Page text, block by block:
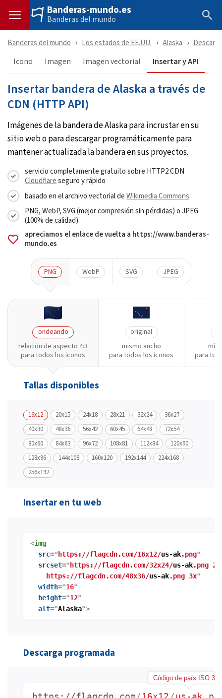
Banderas-mundo.es
Banderas del mundo
Banderas del mundo Los estados de EE.UU. Alaska
Icono Imagen Imagen vectorial Insertar y API
Insertar bandera de Alaska a través de
CDN (HTTP API)
Imágenes de la bandera de Alaska para incrustar en su
sitio web o para descargar programáticamente para
mantener actualizada la bandera en sus proyectos.
servicio completamente gratuito sobre HTTP2 CDN
Cloudflareseguro y rápido
basado en el archivo vectorial deWikimedia Commons
PNG, WebP, SVG (mejor compresión sin pérdidas) o JPEG
(100% de calidad)
apreciamos el enlace de vuelta a https://www.banderas-
mundo.es
PNG WebP SVG JPEG
ondeando
relación de aspecto 4:3
para todos los iconos
original
mismo ancho
para todos los iconos
para
Tallas disponibles
16x12 20x15 24x18 28x21 32x24
36x27
40x30
48x36 56x42 60x45 64x48
72x54
80x60
84x63 96x72 108x81 112x84
120x90
128x96
144x108 160x120 192x144
224x168
256x192
Insertar en tu web
<img
src=" https://flagcdn.com/16x12/us-ak.png"
srcset=" https://flagcdn.com/32x24/us-ak.png
https://flagcdn.com/48x36/us-ak.png 3x"
width="16"
height="12"
alt="Alaska">
Descarga programada
Código de país ISO